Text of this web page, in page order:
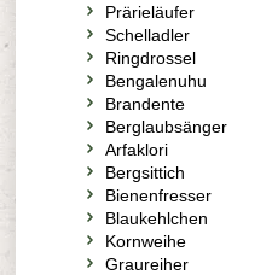
Prärieläufer
Schelladler
Ringdrossel
Bengalenuhu
Brandente
Berglaubsänger
Arfaklori
Bergsittich
Bienenfresser
Blaukehlchen
Kornweihe
Graureiher